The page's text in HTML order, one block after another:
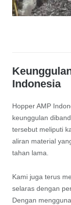
Indonesia
Hopper AMP
keunggulan
tersebut meliputi
aliran material
tahan lama.
Kami juga terus
selaras dengan
Dengan